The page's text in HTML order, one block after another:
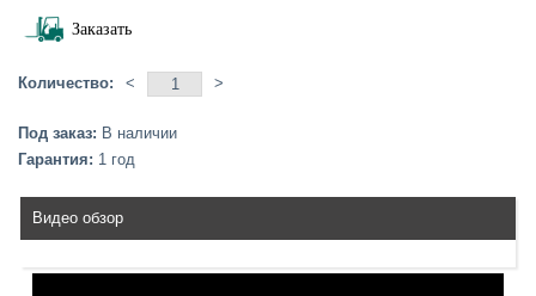
Заказать
Количество: < >
Под заказ: В наличии
Гарантия: 1 год
Видео обзор